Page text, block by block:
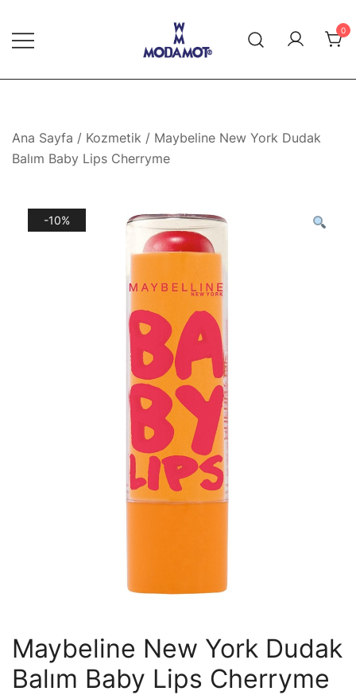
content
Modamot E-Ticaret
0
Ana Sayfa / Kozmetik / Maybeline New York Dudak
Balım Baby Lips Cherryme
-10%
Maybeline New York Dudak
Balım Baby Lips Cherryme